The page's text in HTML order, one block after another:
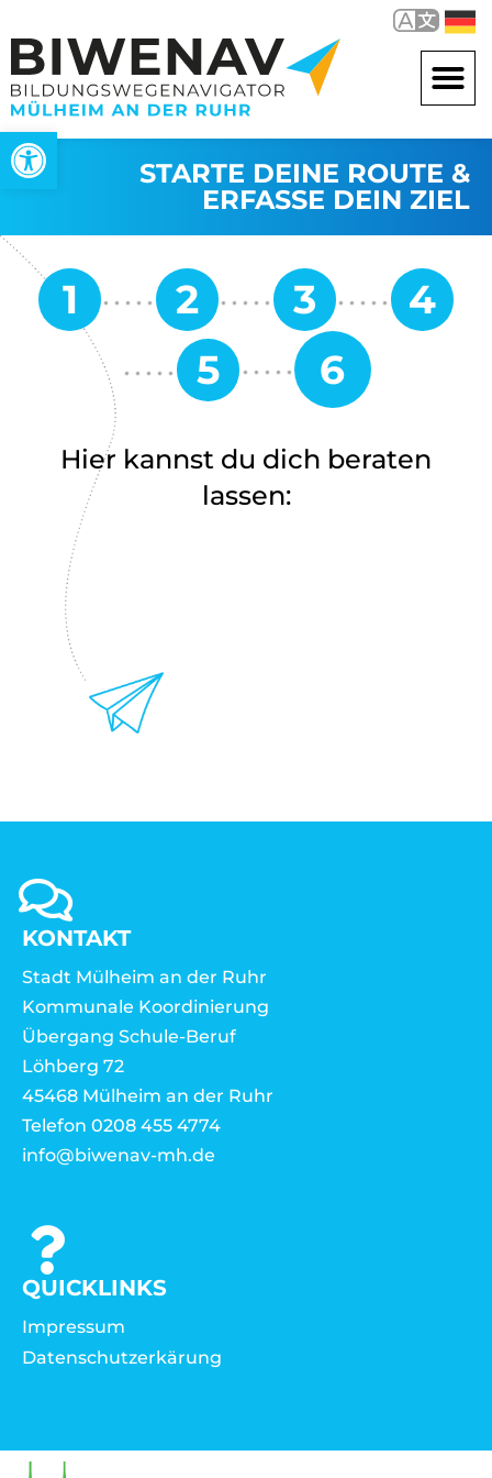
Open toolbar
STARTE DEINE ROUTE &
ERFASSE DEIN ZIEL
Hier kannst du dich beraten
lassen:
KONTAKT
Stadt Mülheim an der Ruhr
Kommunale Koordinierung
Übergang Schule-Beruf
Löhberg 72
45468 Mülheim an der Ruhr
Telefon 0208 455 4774
info@biwenav-mh.de
QUICKLINKS
Impressum
Datenschutzerkärung